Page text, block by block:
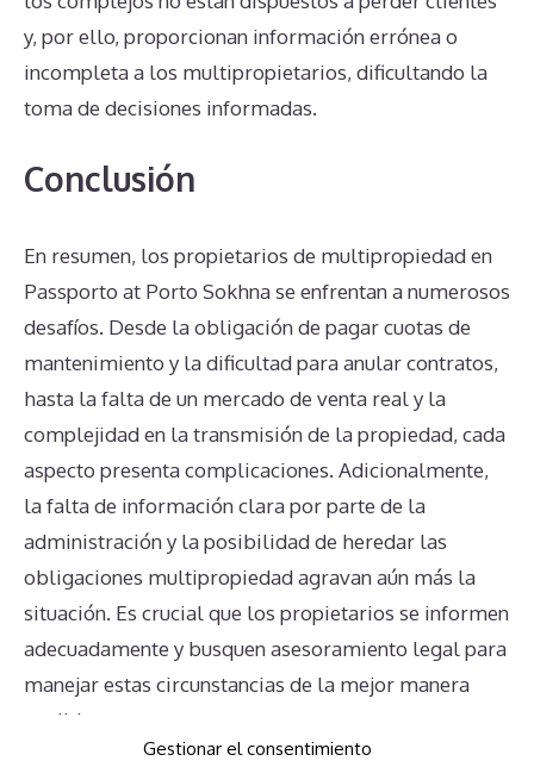
Gestionar el consentimiento
y, por ello, proporcionan información errónea o
incompleta a los multipropietarios, dificultando la
toma de decisiones informadas.
Conclusión
En resumen, los propietarios de multipropiedad en
Passporto at Porto Sokhna se enfrentan a numerosos
desafíos. Desde la obligación de pagar cuotas de
mantenimiento y la dificultad para anular contratos,
hasta la falta de un mercado de venta real y la
complejidad en la transmisión de la propiedad, cada
aspecto presenta complicaciones. Adicionalmente,
la falta de información clara por parte de la
administración y la posibilidad de heredar las
obligaciones multipropiedad agravan aún más la
situación. Es crucial que los propietarios se informen
adecuadamente y busquen asesoramiento legal para
manejar estas circunstancias de la mejor manera
posible.